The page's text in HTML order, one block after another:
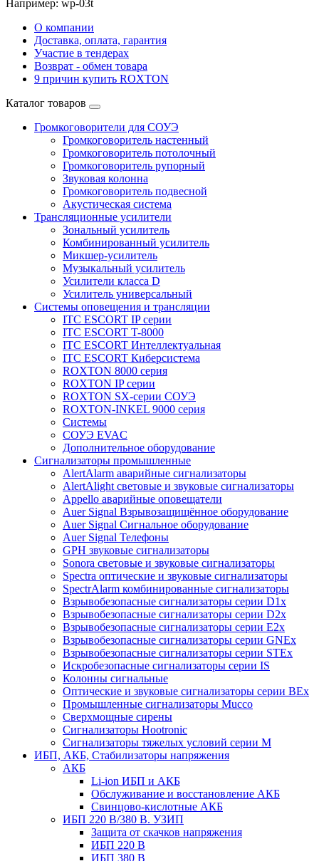
Например: wp-03t
О компании
Доставка, оплата, гарантия
Участие в тендерах
Возврат - обмен товара
9 причин купить ROXTON
Каталог товаров
Громкоговорители для СОУЭ
Громкоговоритель настенный
Громкоговоритель потолочный
Громкоговоритель рупорный
Звуковая колонна
Громкоговоритель подвесной
Акустическая система
Трансляционные усилители
Зональный усилитель
Комбинированный усилитель
Микшер-усилитель
Музыкальный усилитель
Усилители класса D
Усилитель универсальный
Системы оповещения и трансляции
ITC ESCORT IP серии
ITC ESCORT T-8000
ITC ESCORT Интеллектуальная
ITC ESCORT Киберсистема
ROXTON 8000 серия
ROXTON IP серии
ROXTON SX-серии СОУЭ
ROXTON-INKEL 9000 серия
Системы
СОУЭ EVAC
Дополнительное оборудование
Сигнализаторы промышленные
AlertAlarm аварийные сигнализаторы
AlertAlight световые и звуковые сигнализаторы
Appello аварийные оповещатели
Auer Signal Взрывозащищённое оборудование
Auer Signal Сигнальное оборудование
Auer Signal Телефоны
GPH звуковые сигнализаторы
Sonora световые и звуковые сигнализаторы
Spectra оптические и звуковые сигнализаторы
SpectrAlarm комбинированные сигнализаторы
Взрывобезопасные сигнализаторы серии D1x
Взрывобезопасные сигнализаторы серии D2x
Взрывобезопасные сигнализаторы серии E2x
Взрывобезопасные сигнализаторы серии GNEx
Взрывобезопасные сигнализаторы серии STEx
Искробезопасные сигнализаторы серии IS
Колонны сигнальные
Оптические и звуковые сигнализаторы серии BEx
Промышленные сигнализаторы Mucco
Сверхмощные сирены
Сигнализаторы Hootronic
Сигнализаторы тяжелых условий серии M
ИБП, АКБ, Стабилизаторы напряжения
АКБ
Li-ion ИБП и АКБ
Обслуживание и восстановление АКБ
Свинцово-кислотные АКБ
ИБП 220 В/380 В. УЗИП
Защита от скачков напряжения
ИБП 220 В
ИБП 380 В